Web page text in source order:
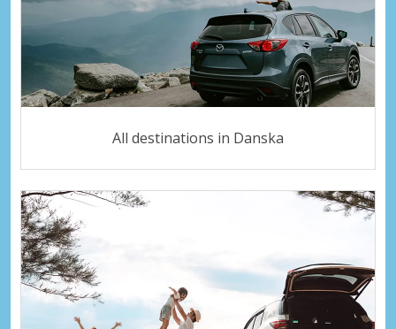
All destinations in Danska